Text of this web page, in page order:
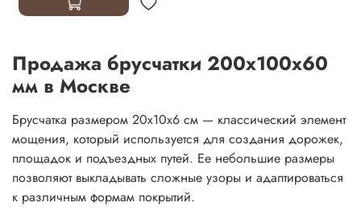
Продажа брусчатки 200х100х60
мм в Москве
Брусчатка размером 20х10х6 см — классический элемент
мощения, который используется для создания дорожек,
площадок и подъездных путей. Ее небольшие размеры
позволяют выкладывать сложные узоры и адаптироваться
к различным формам покрытий.